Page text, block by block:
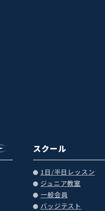
スクール
1日/半日レッスン
ジュニア教室
一般会員
バッジテスト